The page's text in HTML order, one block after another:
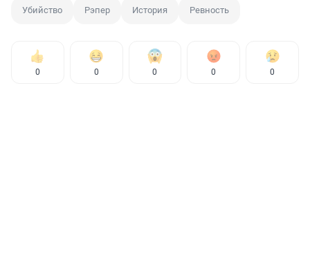
Убийство Рэпер История Ревность
0 0 0 0 0